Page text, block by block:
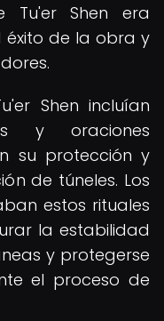
Tu'er Shen era
de la obra y
Shen incluían
y oraciones
su protección y
de túneles. Los
estos rituales
la estabilidad
y protegerse
el proceso de